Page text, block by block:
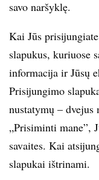
savo naršyklę.
Kai Jūs
slapukus, kuriuose
informacija ir Jūsų
Prisijungimo
nustatymų – dvejus
„Prisiminti mane”,
savaites. Kai
slapukai ištrinami.